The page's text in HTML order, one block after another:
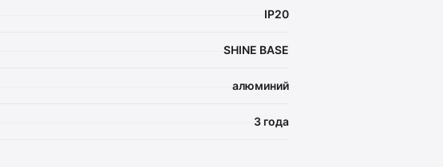
IP20
SHINE BASE
алюминий
3 года